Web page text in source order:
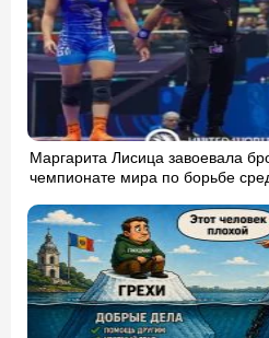
Маргарита Лисица завоевала
чемпионате мира по борьбе